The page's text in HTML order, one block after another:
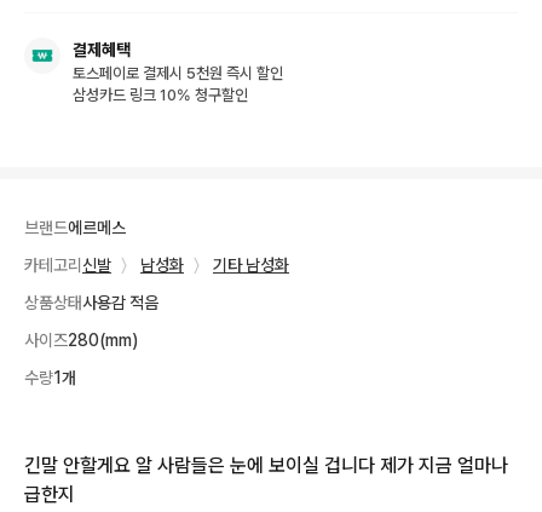
결제혜택
토스페이로 결제시 5천원 즉시 할인
삼성카드 링크 10% 청구할인
브랜드에르메스
카테고리 신발 〉 남성화 〉
기타 남성화
상품상태사용감 적음
사이즈280(mm)
수량1개
긴말 안할게요 알 사람들은 눈에 보이실 겁니다 제가 지금 얼마나
급한지